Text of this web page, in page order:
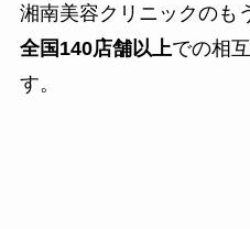
湘南美容クリニックのも
全国140店舗以上での相
す。